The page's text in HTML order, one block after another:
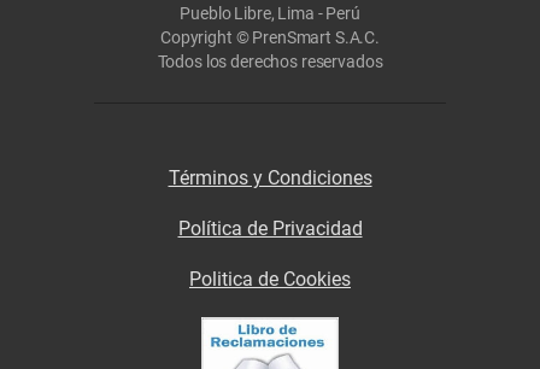
Pueblo Libre, Lima - Perú
Copyright © PrenSmart S.A.C.
Todos los derechos reservados
Términos y Condiciones
Política de Privacidad
Politica de Cookies